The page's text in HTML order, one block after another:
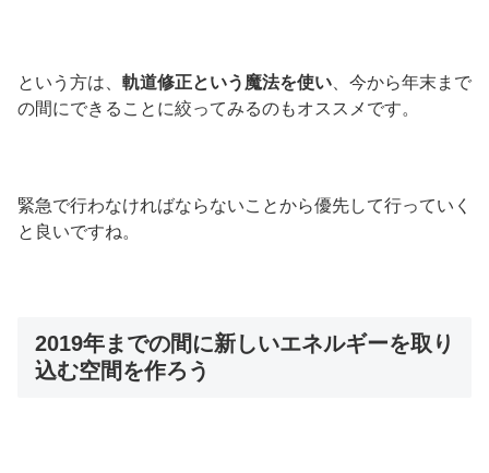
という方は、 軌道修正という魔法を使い 、今から年末まで
の間にできることに絞ってみるのもオススメです。
緊急で行わなければならないことから優先して行っていく
と良いですね。
2019年までの間に新しいエネルギーを取り
込む空間を作ろう